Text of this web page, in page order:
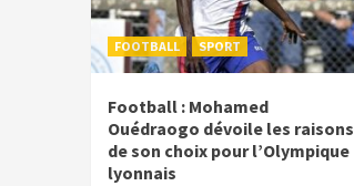
FOOTBALL SPORT
Football : Mohamed
Ouédraogo dévoile les raisons
de son choix pour l’Olympique
lyonnais